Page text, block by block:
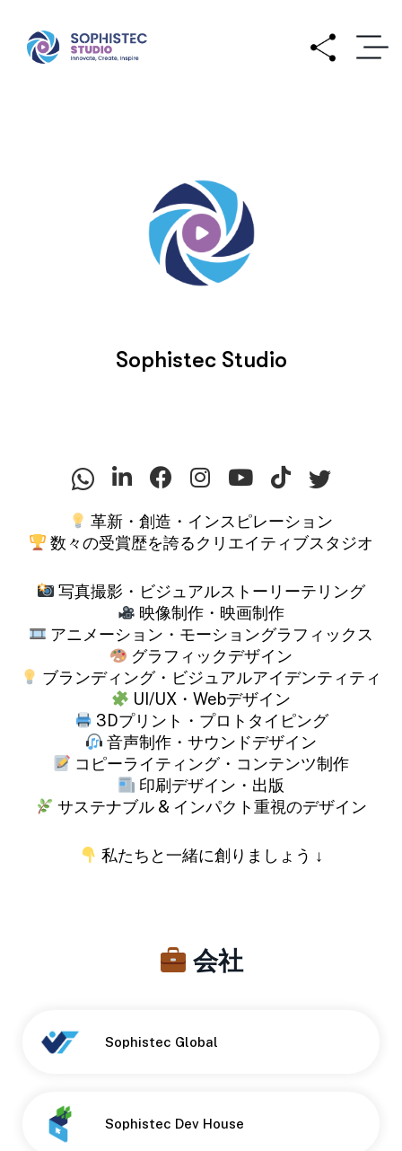
Sophistec Studio
革新・創造・インスピレーション
数々の受賞歴を誇るクリエイティブスタジオ
写真撮影・ビジュアルストーリーテリング
映像制作・映画制作
アニメーション・モーショングラフィックス
グラフィックデザイン
ブランディング・ビジュアルアイデンティティ
UI/UX・Webデザイン
3Dプリント・プロトタイピング
音声制作・サウンドデザイン
コピーライティング・コンテンツ制作
印刷デザイン・出版
サステナブル & インパクト重視のデザイン
私たちと一緒に創りましょう ↓
会社
Sophistec Global
Sophistec Dev House